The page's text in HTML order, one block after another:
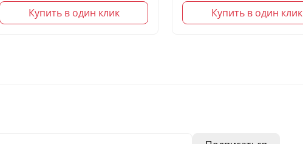
Купить в один клик Купить в один клик